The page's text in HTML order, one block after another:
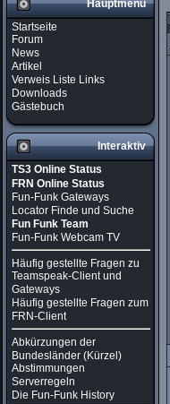
Hauptmenü
Startseite
Forum
News
Artikel
Verweis Liste Links
Downloads
Gästebuch
Interaktiv
TS3 Online Status
FRN Online Status
Fun-Funk Gateways
Locator Finde und Suche
Fun Funk Team
Fun-Funk Webcam TV
Häufig gestellte Fragen zu
Teamspeak-Client und
Gateways
Häufig gestellte Fragen zum
FRN-Client
Abkürzungen der
Bundesländer (Kürzel)
Abstimmungen
Serverregeln
Die Fun-Funk History